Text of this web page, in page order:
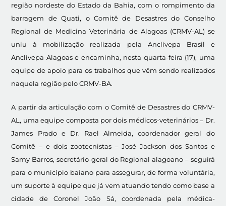
região nordeste do Estado da Bahia, com o rompimento da
barragem de Quati, o Comitê de Desastres do Conselho
Regional de Medicina Veterinária de Alagoas (CRMV-AL) se
uniu à mobilização realizada pela Anclivepa Brasil e
Anclivepa Alagoas e encaminha, nesta quarta-feira (17), uma
equipe de apoio para os trabalhos que vêm sendo realizados
naquela região pelo CRMV-BA.
A partir da articulação com o Comitê de Desastres do CRMV-
AL, uma equipe composta por dois médicos-veterinários – Dr.
James Prado e Dr. Rael Almeida, coordenador geral do
Comitê – e dois zootecnistas – José Jackson dos Santos e
Samy Barros, secretário-geral do Regional alagoano – seguirá
para o município baiano para assegurar, de forma voluntária,
um suporte à equipe que já vem atuando tendo como base a
cidade de Coronel João Sá, coordenada pela médica-